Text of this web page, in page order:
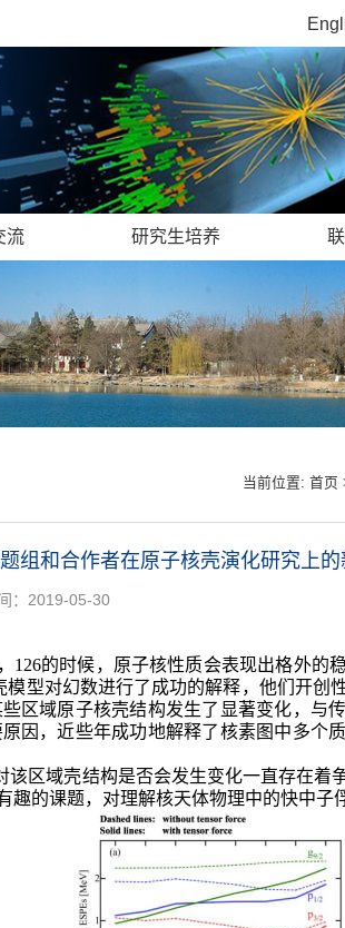
流 研究生培养
当前位置: 首页
组和合作者在原子核壳演化研究上
：2019-05-30
126的时候，原子核性质会表现出格外的
模型对幻数进行了成功的解释，他们开创
区域原子核壳结构发生了显著变化，与
因，近些年成功地解释了核素图中多个
该区域壳结构是否会发生变化一直存在着
的课题，对理解核天体物理中的快中子